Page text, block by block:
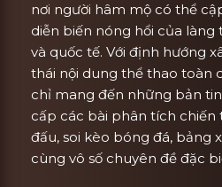
nơi người hâm mộ có thể
diễn biến nóng hổi của
và quốc tế. Với định hướng
thái nội dung thể thao toàn
chỉ mang đến những bản
cấp các bài phân tích
đấu, soi kèo bóng đá, bảng
cùng vô số chuyên đề đặc